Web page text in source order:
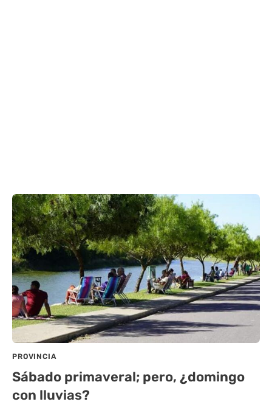
PROVINCIA
Sábado primaveral; pero, ¿domingo
con lluvias?